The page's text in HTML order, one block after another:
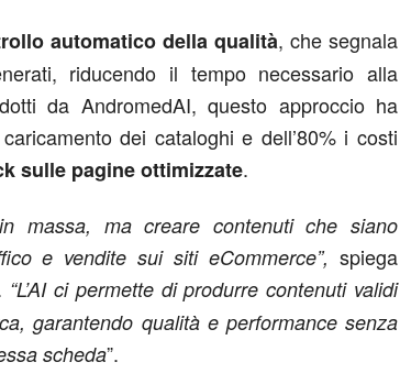
automatico della qualità, che segnala
riducendo il tempo necessario alla
da AndromedAI, questo approccio ha
dei cataloghi e dell’80% i costi
sulle pagine ottimizzate.
massa, ma creare contenuti che siano
e vendite sui siti eCommerce”, spiega
“L’AI ci permette di produrre contenuti validi
garantendo qualità e performance senza
scheda”.